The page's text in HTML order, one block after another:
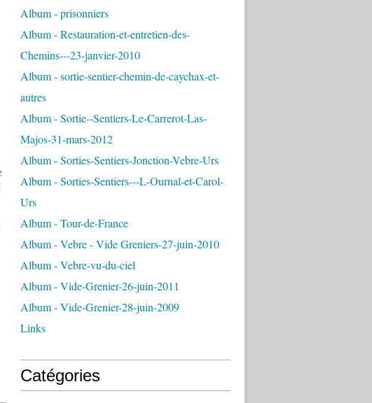
Album - prisonniers
Album - Restauration-et-entretien-des-
Chemins---23-janvier-2010
Album - sortie-sentier-chemin-de-caychax-et-
autres
Album - Sortie--Sentiers-Le-Carrerot-Las-
Majos-31-mars-2012
Album - Sorties-Sentiers-Jonction-Vebre-Urs
Album - Sorties-Sentiers---L-Ournal-et-Carol-
Urs
Album - Tour-de-France
Album - Vebre - Vide Greniers-27-juin-2010
Album - Vebre-vu-du-ciel
Album - Vide-Grenier-26-juin-2011
Album - Vide-Grenier-28-juin-2009
Links
Catégories